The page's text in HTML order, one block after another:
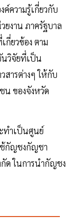
ค์ความรู้เกี่ยวกับ
งาน ภาครัฐบาล
กี่ยวข้อง ตาม
วิจัยที่เป็น
สารต่างๆ ให้กับ
น ของจังหวัด
ทำเป็นศูนย์
กัญชงกัญชา
ด ในการนำกัญชง